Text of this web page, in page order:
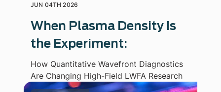
JUN 04TH 2026
When Plasma Density Is
the Experiment:
How Quantitative Wavefront Diagnostics
Are Changing High-Field LWFA Research